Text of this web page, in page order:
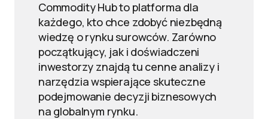
Commodity Hub to platforma dla
każdego, kto chce zdobyć niezbędną
wiedzę o rynku surowców. Zarówno
początkujący, jak i doświadczeni
inwestorzy znajdą tu cenne analizy i
narzędzia wspierające skuteczne
podejmowanie decyzji biznesowych
na globalnym rynku.